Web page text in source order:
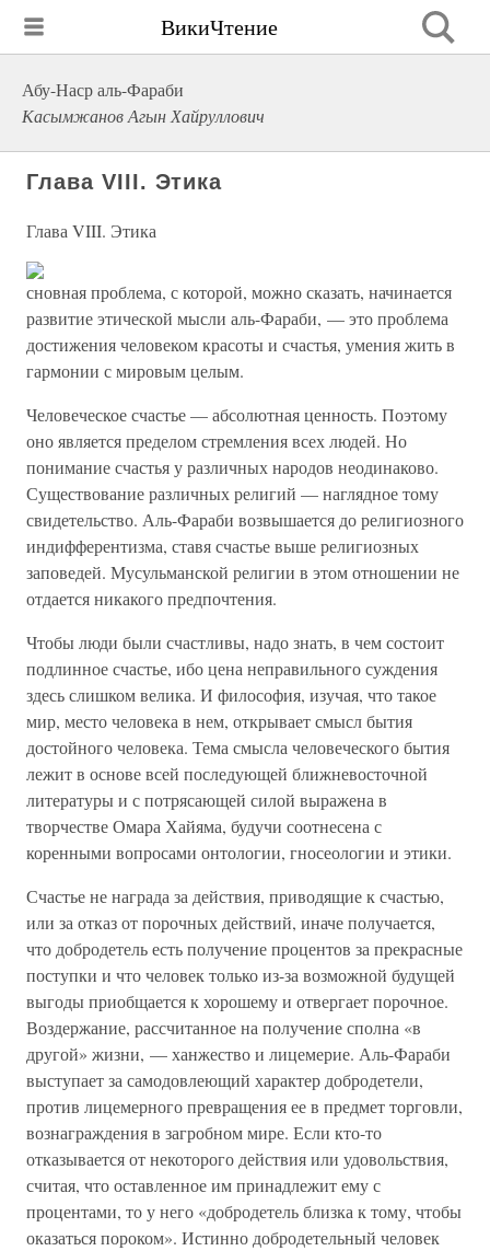
ВикиЧтение
Абу-Наср аль-Фараби
Касымжанов Агын Хайруллович
Глава VIII. Этика
Глава VIII. Этика
сновная проблема, с которой, можно сказать, начинается
развитие этической мысли аль-Фараби, — это проблема
достижения человеком красоты и счастья, умения жить в
гармонии с мировым целым.
Человеческое счастье — абсолютная ценность. Поэтому
оно является пределом стремления всех людей. Но
понимание счастья у различных народов неодинаково.
Существование различных религий — наглядное тому
свидетельство. Аль-Фараби возвышается до религиозного
индифферентизма, ставя счастье выше религиозных
заповедей. Мусульманской религии в этом отношении не
отдается никакого предпочтения.
Чтобы люди были счастливы, надо знать, в чем состоит
подлинное счастье, ибо цена неправильного суждения
здесь слишком велика. И философия, изучая, что такое
мир, место человека в нем, открывает смысл бытия
достойного человека. Тема смысла человеческого бытия
лежит в основе всей последующей ближневосточной
литературы и с потрясающей силой выражена в
творчестве Омара Хайяма, будучи соотнесена с
коренными вопросами онтологии, гносеологии и этики.
Счастье не награда за действия, приводящие к счастью,
или за отказ от порочных действий, иначе получается,
что добродетель есть получение процентов за прекрасные
поступки и что человек только из-за возможной будущей
выгоды приобщается к хорошему и отвергает порочное.
Воздержание, рассчитанное на получение сполна «в
другой» жизни, — ханжество и лицемерие. Аль-Фараби
выступает за самодовлеющий характер добродетели,
против лицемерного превращения ее в предмет торговли,
вознаграждения в загробном мире. Если кто-то
отказывается от некоторого действия или удовольствия,
считая, что оставленное им принадлежит ему с
процентами, то у него «добродетель близка к тому, чтобы
оказаться пороком». Истинно добродетельный человек